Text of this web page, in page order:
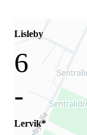
Lisleby
6
-
Lervik*